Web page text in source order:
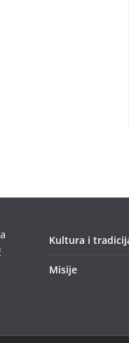
Kultura i
Misije